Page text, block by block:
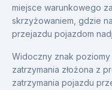
miejsce warunkowego
skrzyżowaniem, gdzie
przejazdu pojazdom
Widoczny znak poziomy
zatrzymania złożona z
zatrzymania pojazdu